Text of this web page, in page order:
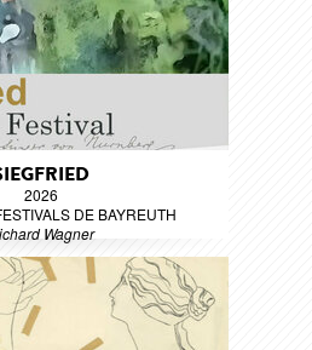
2026
DE BAYREUTH
Wagner